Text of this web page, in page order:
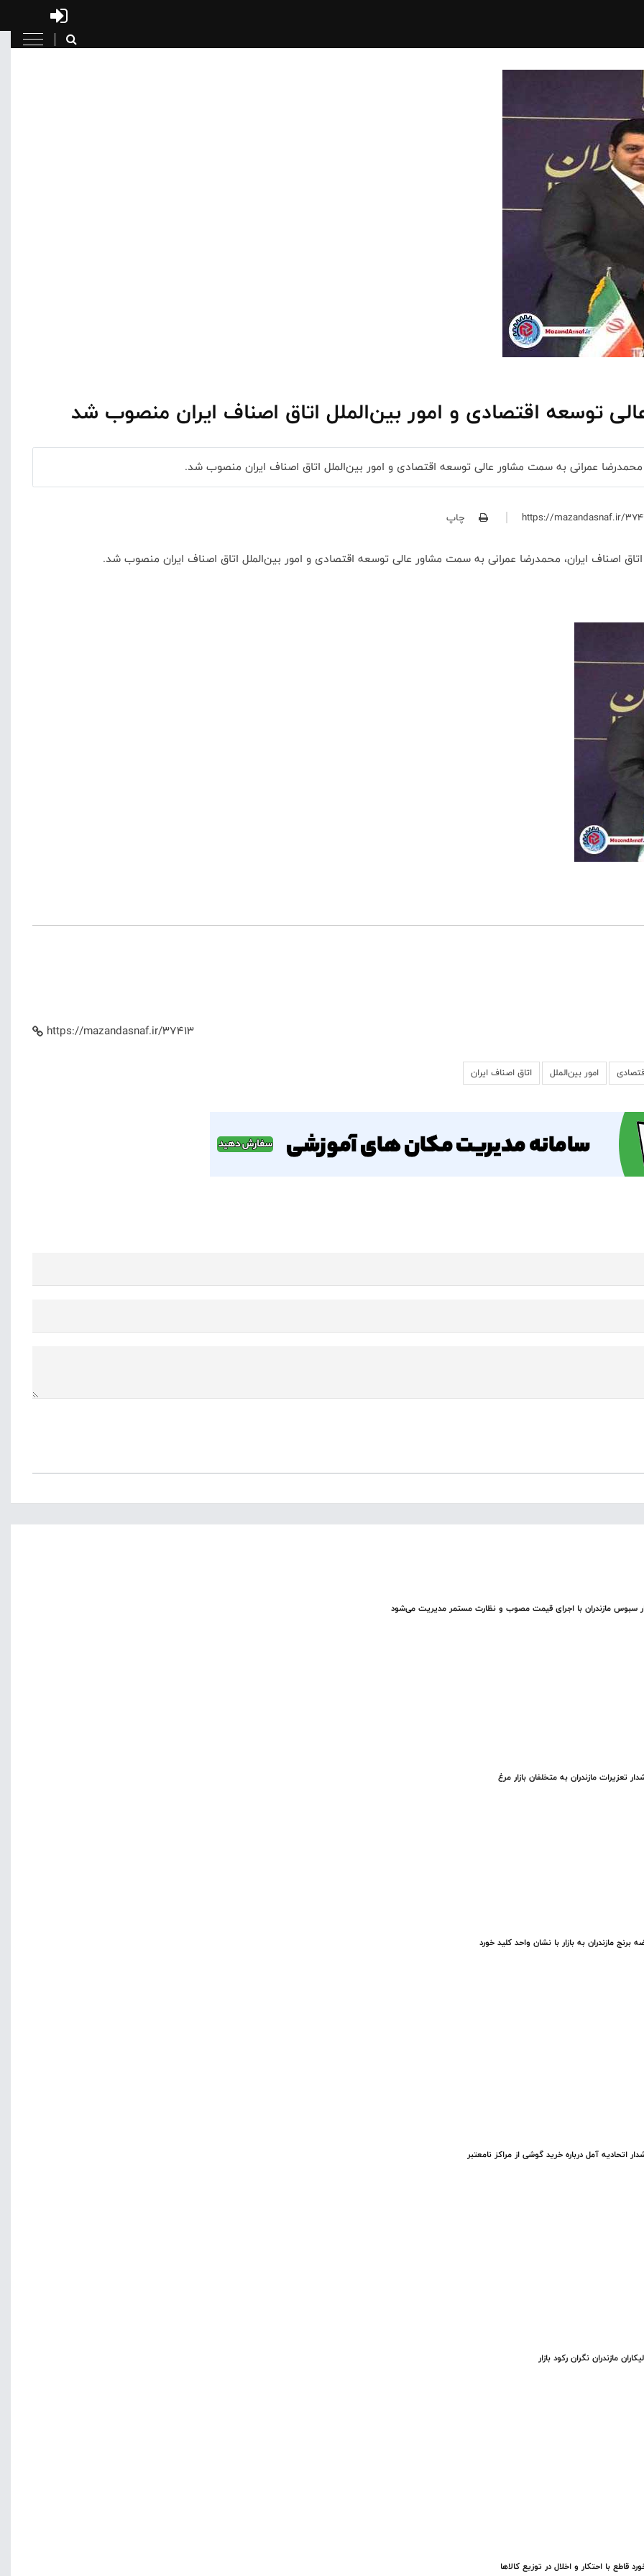
توسعه اقتصادی و امور بین‌الملل اتاق اصناف ایران منصوب شد
عمرانی به سمت مشاور عالی توسعه اقتصادی و امور بین‌الملل اتاق اصناف ایران منصوب شد.
چاپ
ایران، محمدرضا عمرانی به سمت مشاور عالی توسعه اقتصادی و امور بین‌الملل اتاق اصناف ایران منصوب شد.
https://mazandasnaf.ir/37413
امور بین‌الملل اتاق اصناف ایران
سبوس مازندران با اجرای قیمت مصوب و نظارت مستمر مدیریت می‌شود
تعزیرات مازندران به متخلفان بازار مرغ
برنج مازندران به بازار با نشان واحد کلید خورد
اتحادیه آمل درباره خرید گوشی از مراکز نامعتبر
مازندران نگران رکود بازار
قاطع با احتکار و اخلال در توزیع کالاها